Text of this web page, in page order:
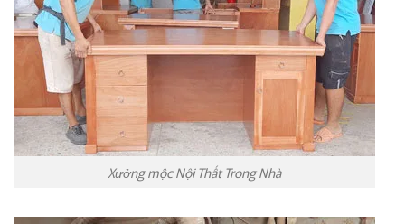
Xưởng mộc Nội Thất Trong Nhà